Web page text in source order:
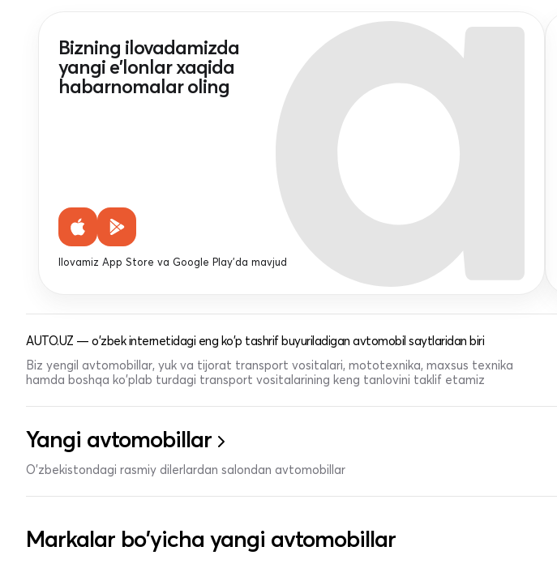
Bizning ilovadamizda
yangi e'lonlar xaqida
habarnomalar oling
Ilovamiz App Store va Google Play'da mavjud
AUTO.UZ — o'zbek internetidagi eng ko'p tashrif buyuriladigan avtomobil saytlaridan biri
Biz yengil avtomobillar, yuk va tijorat transport vositalari, mototexnika, maxsus texnika
hamda boshqa ko'plab turdagi transport vositalarining keng tanlovini taklif etamiz
Yangi avtomobillar
O'zbekistondagi rasmiy dilerlardan salondan avtomobillar
Markalar bo'yicha yangi avtomobillar